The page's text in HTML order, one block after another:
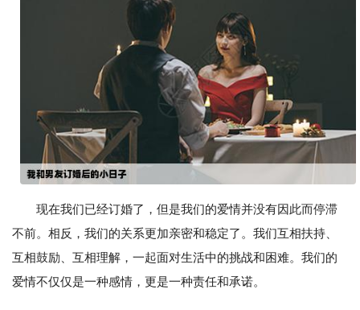
现在我们已经订婚了，但是我们的爱情并没有因此而停滞
不前。相反，我们的关系更加亲密和稳定了。我们互相扶持、
互相鼓励、互相理解，一起面对生活中的挑战和困难。我们的
爱情不仅仅是一种感情，更是一种责任和承诺。